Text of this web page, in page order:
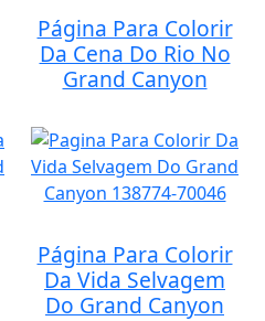
Página Para Colorir
Da Cena Do Rio No
Grand Canyon
Página Para Colorir
Da Vida Selvagem
Do Grand Canyon